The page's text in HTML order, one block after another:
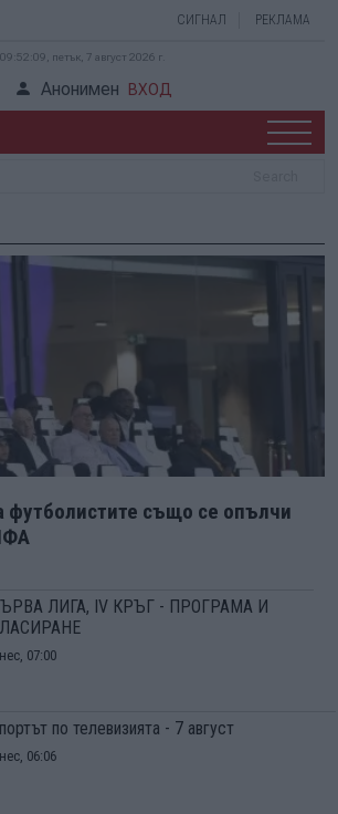
СИГНАЛ РЕКЛАМА
09:52:10, петък, 7 август 2026 г.
Анонимен ВХОД
футболистите също се опълчи
ЛИГА, IV КРЪГ - ПРОГРАМА И
07:00
по телевизията - 7 август
06:06